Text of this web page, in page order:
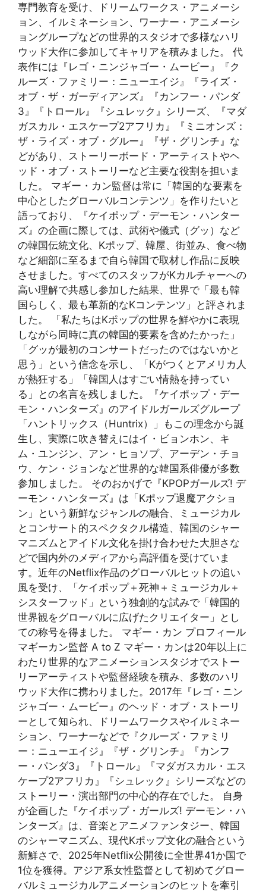
専門教育を受け、ドリームワークス・アニメーシ
ョン、イルミネーション、ワーナー・アニメーシ
ョングループなどの世界的スタジオで多様なハリ
ウッド大作に参加してキャリアを積みました。 代
表作には『レゴ・ニンジャゴー・ムービー』『ク
ルーズ・ファミリー：ニューエイジ』『ライズ・
オブ・ザ・ガーディアンズ』『カンフー・パンダ
3』『トロール』『シュレック』シリーズ、『マダ
ガスカル・エスケープ2アフリカ』『ミニオンズ：
ザ・ライズ・オブ・グルー』『ザ・グリンチ』な
どがあり、ストーリーボード・アーティストやヘ
ッド・オブ・ストーリーなど主要な役割を担いま
した。 マギー・カン監督は常に「韓国的な要素を
中心としたグローバルコンテンツ」を作りたいと
語っており、『ケイポップ・デーモン・ハンター
ズ』の企画に際しては、武術や儀式（グッ）など
の韓国伝統文化、Kポップ、韓屋、街並み、食べ物
など細部に至るまで自ら韓国で取材し作品に反映
させました。すべてのスタッフがKカルチャーへの
高い理解で共感し参加した結果、世界で「最も韓
国らしく、最も革新的なKコンテンツ」と評されま
した。 「私たちはKポップの世界を鮮やかに表現
しながら同時に真の韓国的要素を含めたかった」
「グッが最初のコンサートだったのではないかと
思う」という信念を示し、「Kがつくとアメリカ人
が熱狂する」「韓国人はすごい情熱を持ってい
る」との名言を残しました。『ケイポップ・デー
モン・ハンターズ』のアイドルガールズグループ
「ハントリックス（Huntrix）」もこの理念から誕
生し、実際に吹き替えにはイ・ビョンホン、キ
ム・ユンジン、アン・ヒョソプ、アーデン・チョ
ウ、ケン・ジョンなど世界的な韓国系俳優が多数
参加しました。 そのおかげで『KPOPガールズ! デ
ーモン・ハンターズ』は「Kポップ退魔アクショ
ン」という新鮮なジャンルの融合、ミュージカル
とコンサート的スペクタクル構造、韓国のシャー
マニズムとアイドル文化を掛け合わせた大胆さな
どで国内外のメディアから高評価を受けていま
す。近年のNetflix作品のグローバルヒットの追い
風を受け、「ケイポップ＋死神＋ミュージカル＋
シスターフッド」という独創的な試みで「韓国的
世界観をグローバルに広げたクリエイター」とし
ての称号を得ました。 マギー・カン プロフィール
マギーカン監督 A to Z マギー・カンは20年以上に
わたり世界的なアニメーションスタジオでストー
リーアーティストや監督経験を積み、多数のハリ
ウッド大作に携わりました。2017年『レゴ・ニン
ジャゴー・ムービー』のヘッド・オブ・ストーリ
ーとして知られ、ドリームワークスやイルミネー
ション、ワーナーなどで『クルーズ・ファミリ
ー：ニューエイジ』『ザ・グリンチ』『カンフ
ー・パンダ3』『トロール』『マダガスカル・エス
ケープ2アフリカ』『シュレック』シリーズなどの
ストーリー・演出部門の中心的存在でした。 自身
が企画した『ケイポップ・ガールズ! デーモン・ハ
ンターズ』は、音楽とアニメファンタジー、韓国
のシャーマニズム、現代Kポップ文化の融合という
新鮮さで、2025年Netflix公開後に全世界41か国で
1位を獲得。アジア系女性監督として初めてグロー
バルミュージカルアニメーションのヒットを牽引